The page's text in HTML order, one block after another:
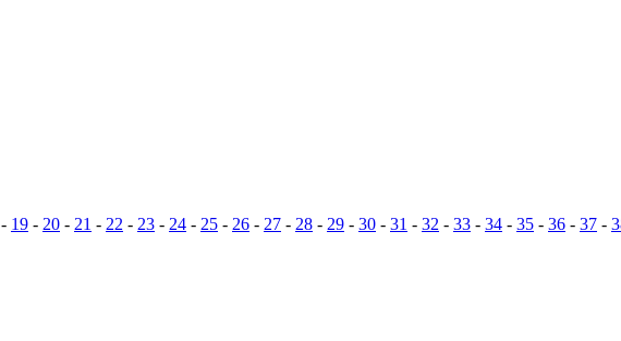
- 19 - 20 - 21 - 22 - 23 - 24 - 25 - 26 - 27 - 28 - 29 - 30 - 31 - 32 - 33 - 34 - 35 - 36 - 37 -